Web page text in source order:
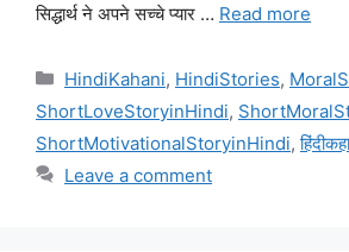
सिद्धार्थ ने अपने सच्चे प्यार … Read more
Categories
HindiKahani, HindiStories,
ShortLoveStoryinHindi,
ShortMotivationalStoryinHindi,
Leave a comment